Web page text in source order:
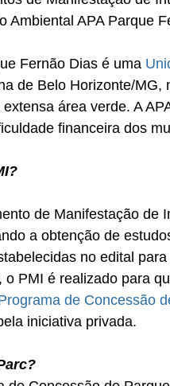
Ambiental APA Parque
Fernão Dias é uma
de Belo Horizonte/
área verde. A
financeira dos
de Manifestação de
a obtenção de
no edital
o PMI é realizado para
de Concessão
iniciativa privada.